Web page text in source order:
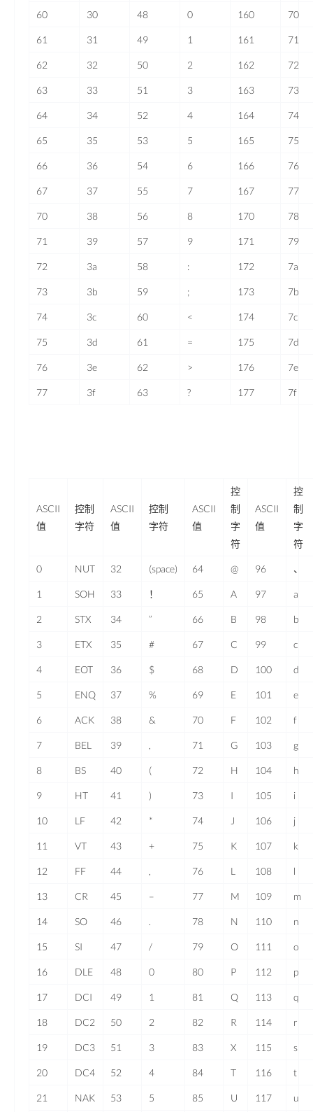
60 30 48 0 160 70
61 31 49 1 161 71
62 32 50 2 162 72
63 33 51 3 163 73
64 34 52 4 164 74
65 35 53 5 165 75
66 36 54 6 166 76
67 37 55 7 167 77
70 38 56 8 170 78
71 39 57 9 171 79
72 3a 58 : 172 7a
73 3b 59 ; 173 7b
74 3c 60 < 174 7c
75 3d 61 = 175 7d
76 3e 62 > 176 7e
77 3f 63 ? 177 7f
ASCII
值
控制
字符
ASCII
值
控制
字符
ASCII
值
控
制
字
符
ASCII
值
控
制
字
符
0 NUT 32 (space) 64 @ 96 、
1 SOH 33 ！ 65 A 97 a
2 STX 34 ” 66 B 98 b
3 ETX 35 # 67 C 99 c
4 EOT 36 $ 68 D 100 d
5 ENQ 37 % 69 E 101 e
6 ACK 38 & 70 F 102 f
7 BEL 39 71 G 103 g
8 BS 40 ( 72 H 104 h
9 HT 41 ) 73 I 105 i
10 LF 42 * 74 J 106 j
11 VT 43 + 75 K 107 k
12 FF 44 76 L 108 l
13 CR 45 – 77 M 109 m
14 SO 46 78 N 110 n
15 SI 47 / 79 O 111 o
16 DLE 48 0 80 P 112 p
17 DCI 49 1 81 Q 113 q
18 DC2 50 2 82 R 114 r
19 DC3 51 3 83 X 115 s
20 DC4 52 4 84 T 116 t
21 NAK 53 5 85 U 117 u